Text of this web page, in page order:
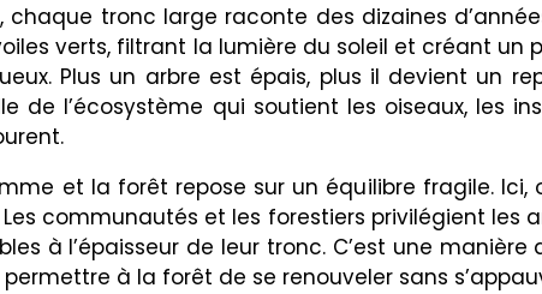
chaque tronc large raconte des dizaines
verts, filtrant la lumière du soleil et créant un
Plus un arbre est épais, plus il devient un
de l’écosystème qui soutient les oiseaux, les
et la forêt repose sur un équilibre fragile. Ici,
communautés et les forestiers privilégient les
à l’épaisseur de leur tronc. C’est une manière
à la forêt de se renouveler sans